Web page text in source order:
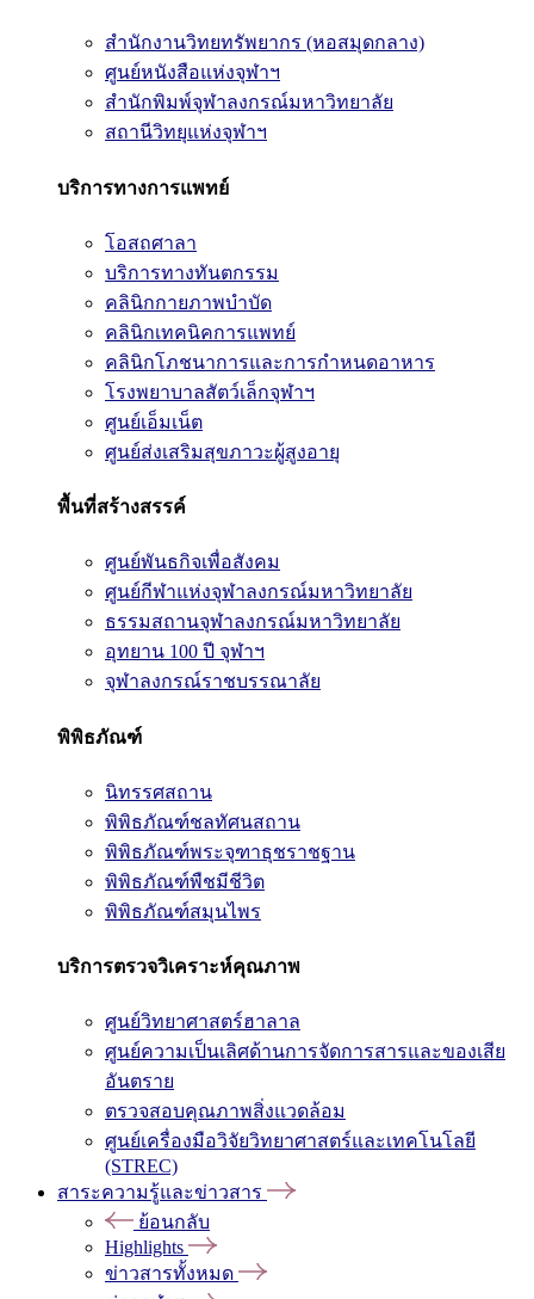
สำนักงานวิทยทรัพยากร (หอสมุดกลาง)
ศูนย์หนังสือแห่งจุฬาฯ
สำนักพิมพ์จุฬาลงกรณ์มหาวิทยาลัย
สถานีวิทยุแห่งจุฬาฯ
บริการทางการแพทย์
โอสถศาลา
บริการทางทันตกรรม
คลินิกกายภาพบำบัด
คลินิกเทคนิคการแพทย์
คลินิกโภชนาการและการกำหนดอาหาร
โรงพยาบาลสัตว์เล็กจุฬาฯ
ศูนย์เอ็มเน็ต
ศูนย์ส่งเสริมสุขภาวะผู้สูงอายุ
พื้นที่สร้างสรรค์
ศูนย์พันธกิจเพื่อสังคม
ศูนย์กีฬาแห่งจุฬาลงกรณ์มหาวิทยาลัย
ธรรมสถานจุฬาลงกรณ์มหาวิทยาลัย
อุทยาน 100 ปี จุฬาฯ
จุฬาลงกรณ์ราชบรรณาลัย
พิพิธภัณฑ์
นิทรรศสถาน
พิพิธภัณฑ์ชลทัศนสถาน
พิพิธภัณฑ์พระจุฑาธุชราชฐาน
พิพิธภัณฑ์พืชมีชีวิต
พิพิธภัณฑ์สมุนไพร
บริการตรวจวิเคราะห์คุณภาพ
ศูนย์วิทยาศาสตร์ฮาลาล
ศูนย์ความเป็นเลิศด้านการจัดการสารและของเสีย
อันตราย
ตรวจสอบคุณภาพสิ่งแวดล้อม
ศูนย์เครื่องมือวิจัยวิทยาศาสตร์และเทคโนโลยี
(STREC)
สาระความรู้และข่าวสาร
ย้อนกลับ
Highlights
ข่าวสารทั้งหมด